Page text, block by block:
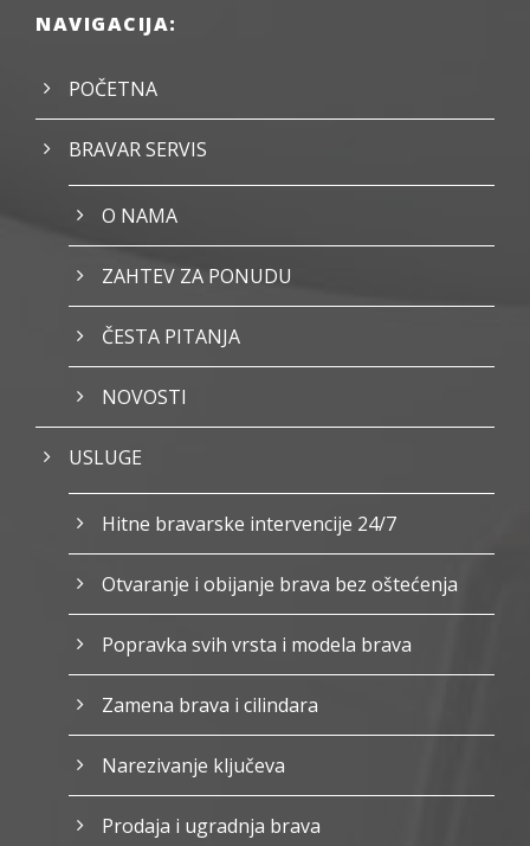
NAVIGACIJA:
POČETNA
BRAVAR SERVIS
O NAMA
ZAHTEV ZA PONUDU
ČESTA PITANJA
NOVOSTI
USLUGE
Hitne bravarske intervencije 24/7
Otvaranje i obijanje brava bez oštećenja
Popravka svih vrsta i modela brava
Zamena brava i cilindara
Narezivanje ključeva
Prodaja i ugradnja brava